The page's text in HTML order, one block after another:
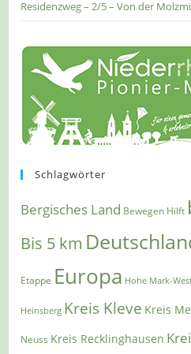
Residenzweg – 2/5 – Von der
Schlagwörter
Bergisches Land Bewegen Hilft
Bis 5 km
Etappe Europa Hohe Mark-
Heinsberg Kreis Kleve Kreis
Neuss Kreis Recklinghausen